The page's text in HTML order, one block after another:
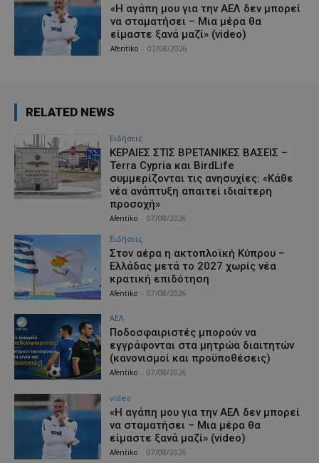
«Η αγάπη μου για την ΑΕΛ δεν μπορεί
να σταματήσει – Μια μέρα θα
είμαστε ξανά μαζί» (video)
Afentiko 07/08/2026
RELATED NEWS
Ειδήσεις
ΚΕΡΑΙΕΣ ΣΤΙΣ ΒΡΕΤΑΝΙΚΕΣ ΒΑΣΕΙΣ –
Terra Cypria και BirdLife
συμμερίζονται τις ανησυχίες: «Κάθε
νέα ανάπτυξη απαιτεί ιδιαίτερη
προσοχή»
Afentiko 07/08/2026
Ειδήσεις
Στον αέρα η ακτοπλοϊκή Κύπρου –
Ελλάδας μετά το 2027 χωρίς νέα
κρατική επιδότηση
Afentiko 07/08/2026
ΑΕΛ
Ποδοσφαιριστές μπορούν να
εγγράφονται στα μητρώα διαιτητών
(κανονισμοί και προϋποθέσεις)
Afentiko 07/08/2026
video
«Η αγάπη μου για την ΑΕΛ δεν μπορεί
να σταματήσει – Μια μέρα θα
είμαστε ξανά μαζί» (video)
Afentiko 07/08/2026